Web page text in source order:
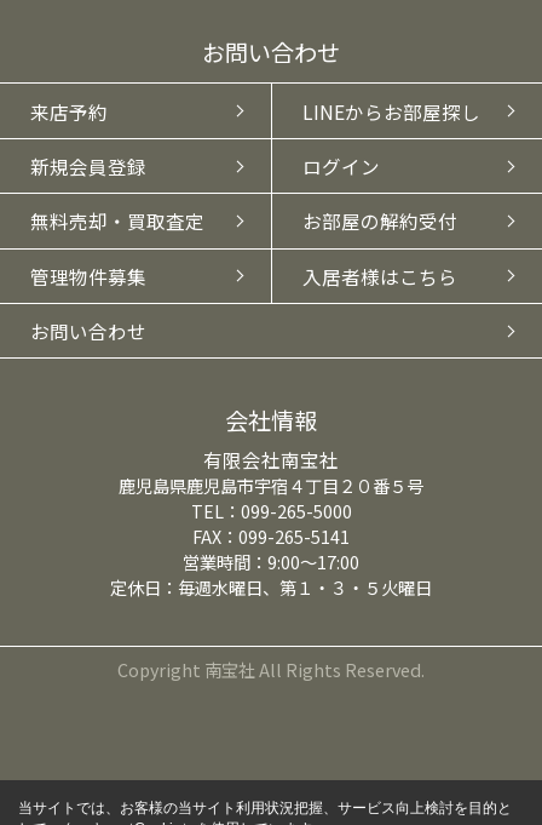
お問い合わせ
来店予約 LINEからお部屋探し
新規会員登録 ログイン
無料売却・買取査定 お部屋の解約受付
管理物件募集 入居者様はこちら
お問い合わせ
会社情報
有限会社南宝社
鹿児島県鹿児島市宇宿４丁目２０番５号
TEL：099-265-5000
FAX：099-265-5141
営業時間：9:00～17:00
定休日：毎週水曜日、第１・３・５火曜日
Copyright 南宝社 All Rights Reserved.
当サイトでは、お客様の当サイト利用状況把握、サービス向上検討を目的と